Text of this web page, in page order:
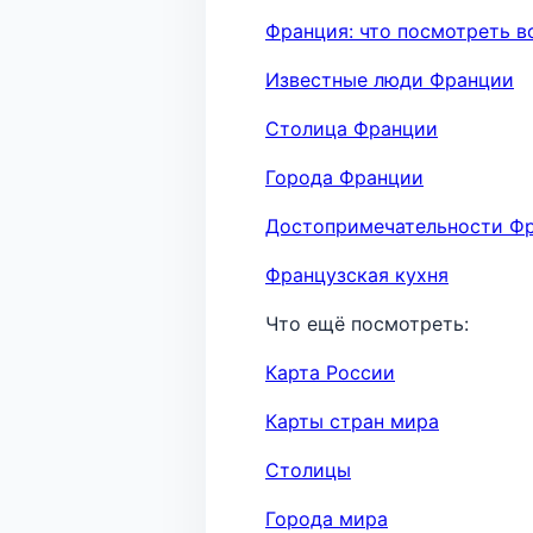
Франция: что посмотреть
Известные люди Франции
Столица Франции
Города Франции
Достопримечательности
Французская кухня
Что ещё посмотреть:
Карта России
Карты стран мира
Столицы
Города мира